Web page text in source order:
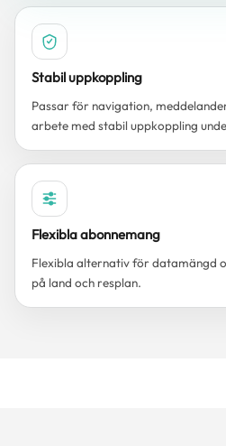
Stabil uppkoppling
Passar för navigation,
arbete med stabil uppkoppling
Flexibla abonnemang
Flexibla alternativ för datamängd
på land och resplan.